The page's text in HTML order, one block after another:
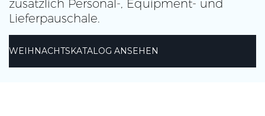
zusätzlich Personal-, Equipment- und
Lieferpauschale.
WEIHNACHTSKATALOG ANSEHEN